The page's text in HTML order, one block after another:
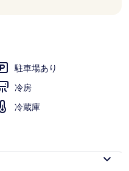
駐車場あり
冷房
冷蔵庫